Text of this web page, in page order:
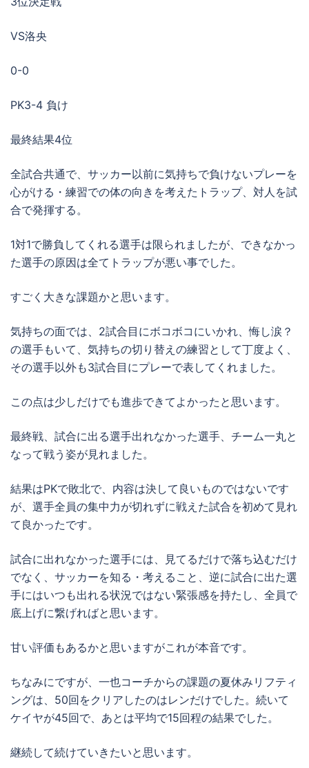
VS洛央
0-0
PK3-4 負け
最終結果4位
全試合共通で、サッカー以前に気持ちで負けないプレーを
心がける・練習での体の向きを考えたトラップ、対人を試
合で発揮する。
1対1で勝負してくれる選手は限られましたが、できなかっ
た選手の原因は全てトラップが悪い事でした。
すごく大きな課題かと思います。
気持ちの面では、2試合目にボコボコにいかれ、悔し涙？
の選手もいて、気持ちの切り替えの練習として丁度よく、
その選手以外も3試合目にプレーで表してくれました。
この点は少しだけでも進歩できてよかったと思います。
最終戦、試合に出る選手出れなかった選手、チーム一丸と
なって戦う姿が見れました。
結果はPKで敗北で、内容は決して良いものではないです
が、選手全員の集中力が切れずに戦えた試合を初めて見れ
て良かったです。
試合に出れなかった選手には、見てるだけで落ち込むだけ
でなく、サッカーを知る・考えること、逆に試合に出た選
手にはいつも出れる状況ではない緊張感を持たし、全員で
底上げに繋げればと思います。
甘い評価もあるかと思いますがこれが本音です。
ちなみにですが、一也コーチからの課題の夏休みリフティ
ングは、50回をクリアしたのはレンだけでした。続いて
ケイヤが45回で、あとは平均で15回程の結果でした。
継続して続けていきたいと思います。